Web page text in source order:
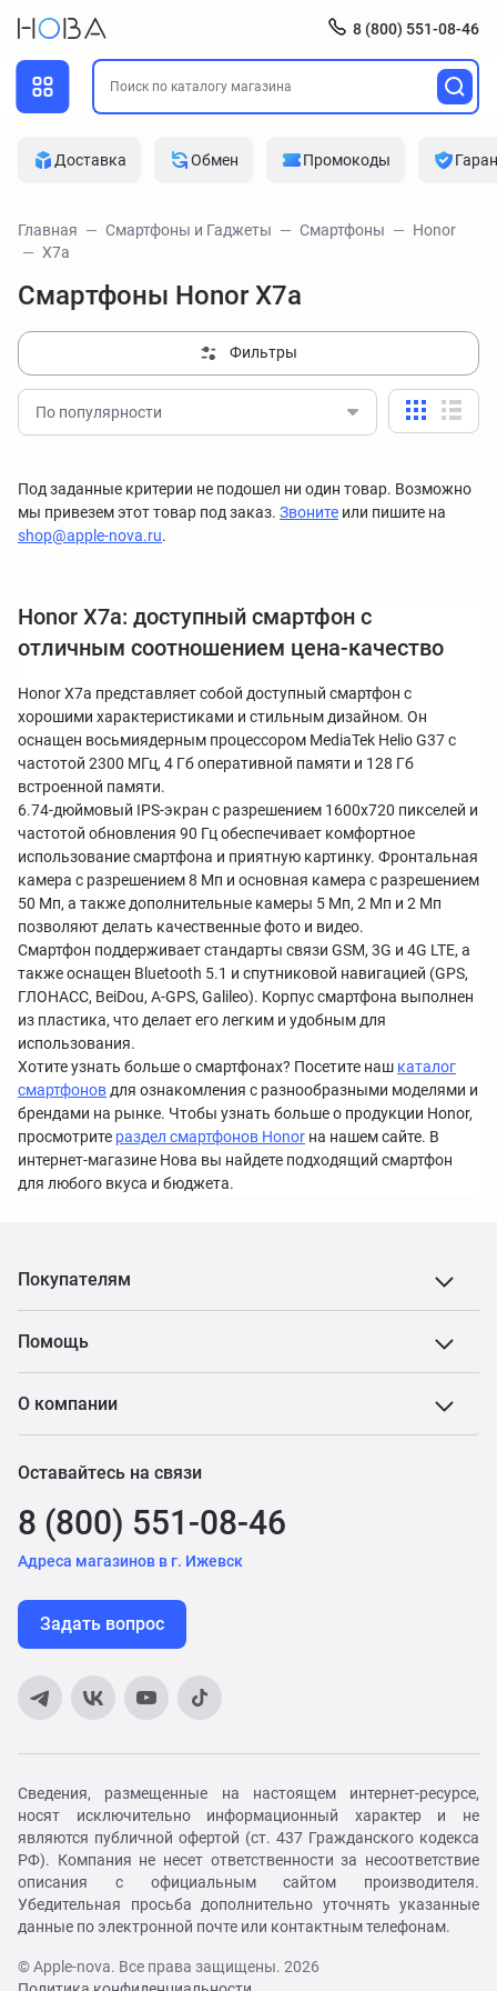
8 (800) 551-08-46
Доставка Обмен Промокоды
Главная Смартфоны и Гаджеты Смартфоны
Honor
X7a
Смартфоны Honor X7a
Фильтры
По популярности
Под заданные критерии не подошел ни один товар. Возможно
мы привезем этот товар под заказ. Звоните или пишите на
shop@apple-nova.ru.
Honor X7a: доступный смартфон с
отличным соотношением цена-качество
Honor X7a представляет собой доступный смартфон с
хорошими характеристиками и стильным дизайном. Он
оснащен восьмиядерным процессором MediaTek Helio G37 с
частотой 2300 МГц, 4 Гб оперативной памяти и 128 Гб
встроенной памяти.
6.74-дюймовый IPS-экран с разрешением 1600x720 пикселей и
частотой обновления 90 Гц обеспечивает комфортное
использование смартфона и приятную картинку. Фронтальная
камера с разрешением 8 Мп и основная камера с разрешением
50 Мп, а также дополнительные камеры 5 Мп, 2 Мп и 2 Мп
позволяют делать качественные фото и видео.
Смартфон поддерживает стандарты связи GSM, 3G и 4G LTE, а
также оснащен Bluetooth 5.1 и спутниковой навигацией (GPS,
ГЛОНАСС, BeiDou, A-GPS, Galileo). Корпус смартфона выполнен
из пластика, что делает его легким и удобным для
использования.
Хотите узнать больше о смартфонах? Посетите наш каталог
смартфонов для ознакомления с разнообразными моделями и
брендами на рынке. Чтобы узнать больше о продукции Honor,
просмотрите раздел смартфонов Honor на нашем сайте. В
интернет-магазине Нова вы найдете подходящий смартфон
для любого вкуса и бюджета.
Покупателям
Помощь
О компании
Оставайтесь на связи
8 (800) 551-08-46
Адреса магазинов в г. Ижевск
Задать вопрос
Сведения, размещенные на настоящем интернет-ресурсе,
носят исключительно информационный характер и не
являются публичной офертой (ст. 437 Гражданского кодекса
РФ). Компания не несет ответственности за несоответствие
описания с официальным сайтом производителя.
Убедительная просьба дополнительно уточнять указанные
данные по электронной почте или контактным телефонам.
© Apple-nova. Все права защищены. 2026